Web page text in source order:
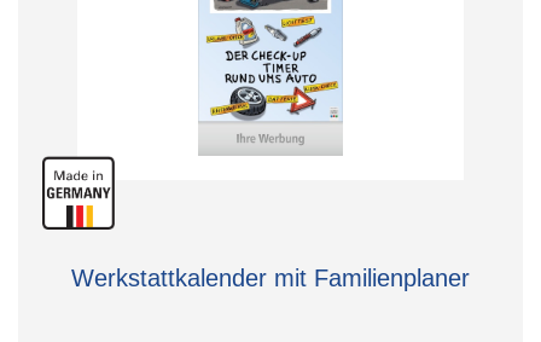
Werkstattkalender mit Familienplaner